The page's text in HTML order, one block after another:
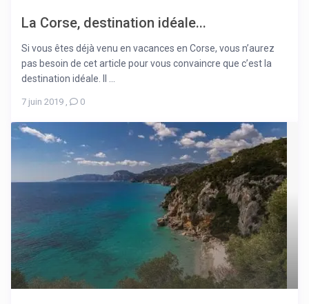
La Corse, destination idéale...
Si vous êtes déjà venu en vacances en Corse, vous n’aurez
pas besoin de cet article pour vous convaincre que c’est la
destination idéale. Il ...
7 juin 2019 , 0